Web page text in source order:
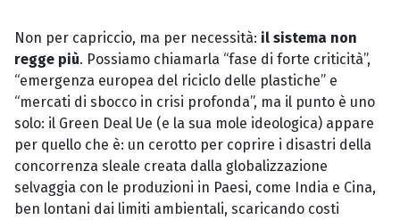
Non per capriccio, ma per necessità: il sistema non
regge più. Possiamo chiamarla “fase di forte criticità”,
“emergenza europea del riciclo delle plastiche” e
“mercati di sbocco in crisi profonda”, ma il punto è uno
solo: il Green Deal Ue (e la sua mole ideologica) appare
per quello che è: un cerotto per coprire i disastri della
concorrenza sleale creata dalla globalizzazione
selvaggia con le produzioni in Paesi, come India e Cina,
ben lontani dai limiti ambientali, scaricando costi